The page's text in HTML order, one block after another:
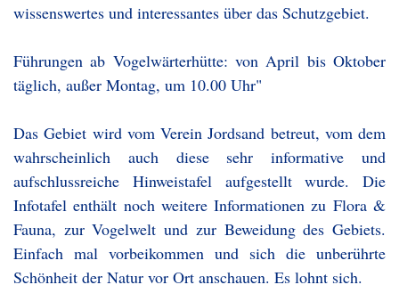
wissenswertes und interessantes über das Schutzgebiet.
Führungen ab Vogelwärterhütte: von April bis Oktober
täglich, außer Montag, um 10.00 Uhr"
Das Gebiet wird vom Verein Jordsand betreut, vom dem
wahrscheinlich auch diese sehr informative und
aufschlussreiche Hinweistafel aufgestellt wurde. Die
Infotafel enthält noch weitere Informationen zu Flora &
Fauna, zur Vogelwelt und zur Beweidung des Gebiets.
Einfach mal vorbeikommen und sich die unberührte
Schönheit der Natur vor Ort anschauen. Es lohnt sich.